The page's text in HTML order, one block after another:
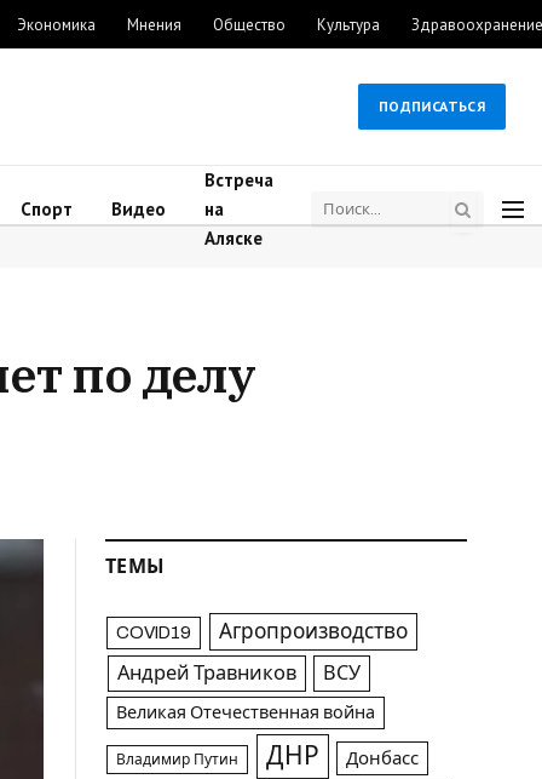
Экономика Мнения Общество Культура Здравоохранение
ПОДПИСАТЬСЯ
Спорт Видео
Встреча
на
Аляске
по делу
ТЕМЫ
COVID19 Агропроизводство
Андрей Травников ВСУ
Великая Отечественная война
Владимир Путин ДНР Донбасс